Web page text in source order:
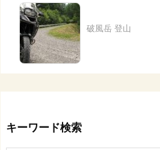
破風岳 登山
キーワード検索